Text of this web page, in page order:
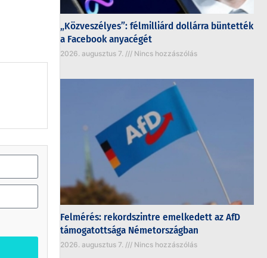
„Közveszélyes”: félmilliárd dollárra büntették
a Facebook anyacégét
2026. augusztus 7. Nincs hozzászólás
Felmérés: rekordszintre emelkedett az AfD
támogatottsága Németországban
2026. augusztus 7. Nincs hozzászólás